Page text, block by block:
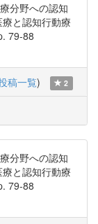
分野への認知
と認知行動療
79-88
稿一覧) 2
分野への認知
と認知行動療
79-88